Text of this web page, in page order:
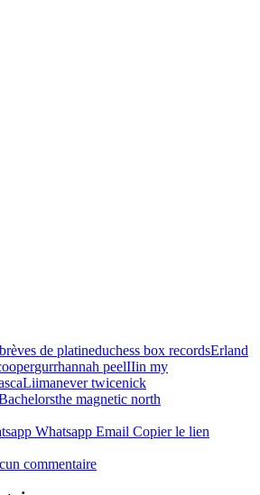
brèves de platineduchess box recordsErland
gurrhannah peelIIin my
Liimanever twicenick
the magnetic north
Whatsapp Email Copier le lien
commentaire